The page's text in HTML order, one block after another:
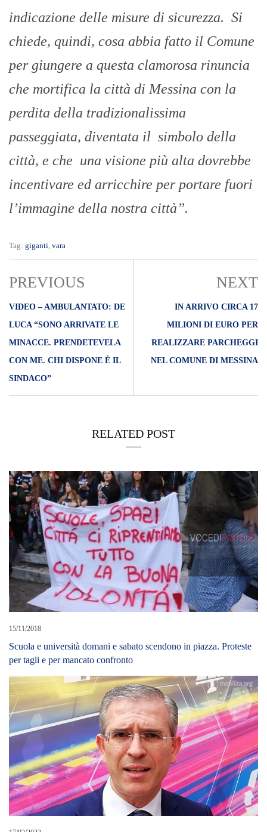
indicazione delle misure di sicurezza. Si
chiede, quindi, cosa abbia fatto il Comune
per giungere a questa clamorosa rinuncia
che mortifica la città di Messina con la
perdita della tradizionalissima
passeggiata, diventata il simbolo della
città, e che una visione più alta dovrebbe
incentivare ed arricchire per portare fuori
l’immagine della nostra città”.
Tag: giganti, vara
PREVIOUS
VIDEO – AMBULANTATO: DE
LUCA “SONO ARRIVATE LE
MINACCE. PRENDETEVELA
CON ME. CHI DISPONE È IL
SINDACO”
NEXT
IN ARRIVO CIRCA 17
MILIONI DI EURO PER
REALIZZARE PARCHEGGI
NEL COMUNE DI MESSINA
RELATED POST
15/11/2018
Scuola e università domani e sabato scendono in piazza. Proteste
per tagli e per mancato confronto